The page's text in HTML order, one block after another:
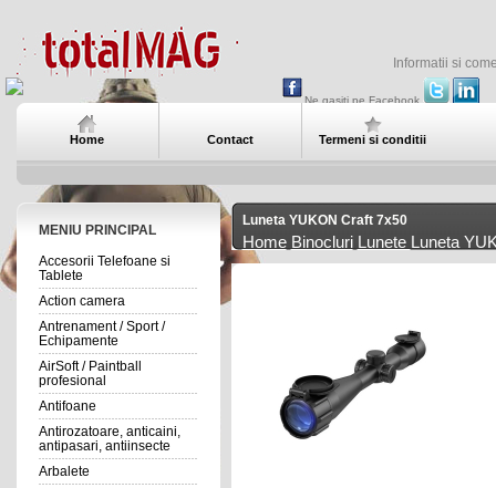
Informatii si
Ne gasiti pe Facebook
Home Contact Termeni si conditii
MENIU PRINCIPAL
Accesorii Telefoane si
Tablete
Action camera
Antrenament / Sport /
Echipamente
AirSoft / Paintball
profesional
Antifoane
Antirozatoare, anticaini,
antipasari, antiinsecte
Arbalete
Luneta YUKON Craft 7x50
Home Binocluri Lunete Luneta